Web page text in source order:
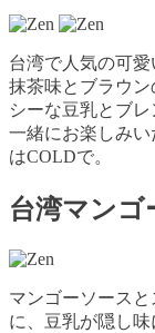
台湾で人気の可
抹茶味とブラウ
シーな豆乳とブ
一緒にお楽しみ
はCOLDで。
台湾マン
マンゴーソース
に、豆乳が隠し